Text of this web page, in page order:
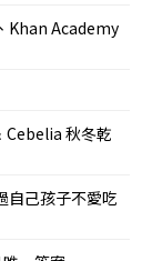
Khan Academy
Cebelia 秋冬乾
自己孩子不愛吃